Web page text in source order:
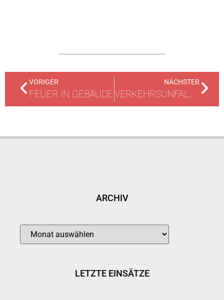
VORIGER
FEUER IN GEBÄUDE
NÄCHSTER
VERKEHRSUNFALL MIT TAXI
ARCHIV
LETZTE EINSÄTZE